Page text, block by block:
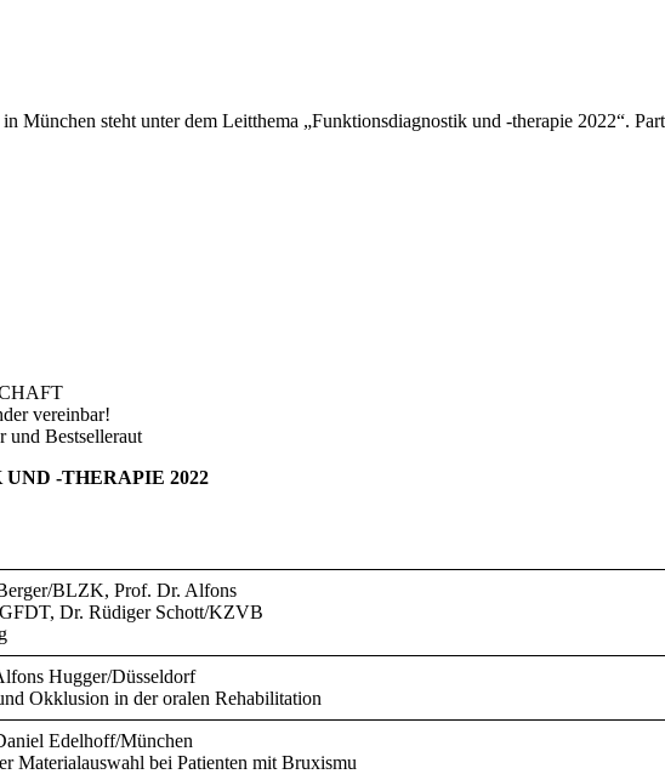
München steht unter dem Leitthema „Funktionsdiagnostik und -therapie 2022“.
vereinbar!
Bestselleraut
-THERAPIE 2022
BLZK, Prof. Dr. Alfons
Dr. Rüdiger Schott/KZVB
Hugger/Düsseldorf
Okklusion in der oralen Rehabilitation
Edelhoff/München
Materialauswahl bei Patienten mit Bruxismu